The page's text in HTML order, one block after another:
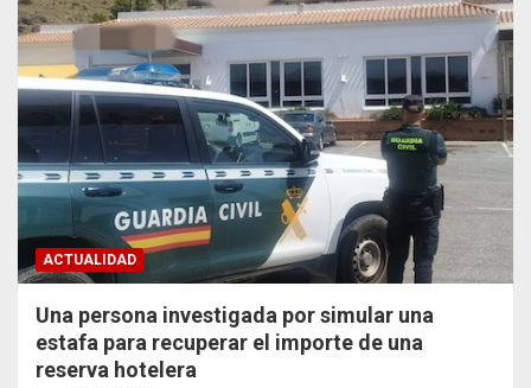
ACTUALIDAD
Una persona investigada por simular una
estafa para recuperar el importe de una
reserva hotelera